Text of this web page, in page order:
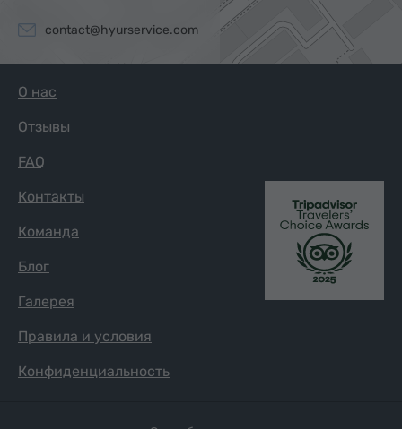
contact@hyurservice.com
О нас
Отзывы
FAQ
Контакты
Команда
Блог
Галерея
Правила и условия
Конфиденциальность